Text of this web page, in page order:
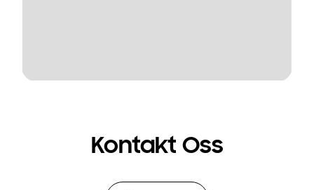
Kontakt Oss